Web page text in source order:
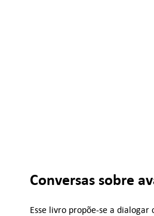
Conversas sobre
Esse livro propõe-se a dialogar